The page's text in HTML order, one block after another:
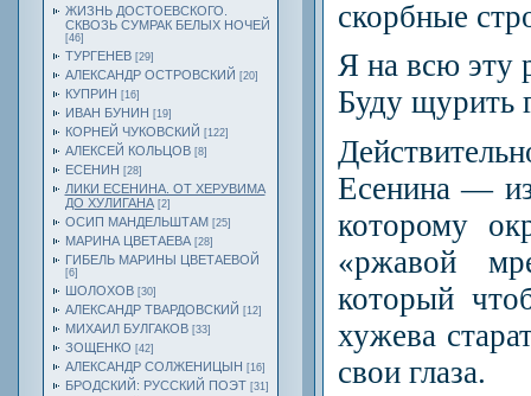
ЖИЗНЬ ДОСТОЕВСКОГО.
СКВОЗЬ СУМРАК БЕЛЫХ НОЧЕЙ
[46]
ТУРГЕНЕВ [29]
АЛЕКСАНДР ОСТРОВСКИЙ [20]
КУПРИН [16]
ИВАН БУНИН [19]
КОРНЕЙ ЧУКОВСКИЙ [122]
АЛЕКСЕЙ КОЛЬЦОВ [8]
ЕСЕНИН [28]
ЛИКИ ЕСЕНИНА. ОТ ХЕРУВИМА
ДО ХУЛИГАНА [2]
ОСИП МАНДЕЛЬШТАМ [25]
МАРИНА ЦВЕТАЕВА [28]
ГИБЕЛЬ МАРИНЫ ЦВЕТАЕВОЙ
[6]
ШОЛОХОВ [30]
АЛЕКСАНДР ТВАРДОВСКИЙ [12]
МИХАИЛ БУЛГАКОВ [33]
ЗОЩЕНКО [42]
АЛЕКСАНДР СОЛЖЕНИЦЫН [16]
БРОДСКИЙ: РУССКИЙ ПОЭТ [31]
скорбные
Я на всю эту
Буду щурить
Есенина —
которому
«ржавой
который
хужева
свои глаза.